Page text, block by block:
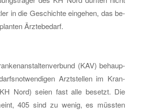
in die Ge­schich­te ein­ge­hen, das be­
Ärz­te­be­darf.
(KAV) be­haup­
Arzt­stel­len im Kran­
Nord) seien fast alle be­setzt. Die
405 sind zu wenig, es müss­ten